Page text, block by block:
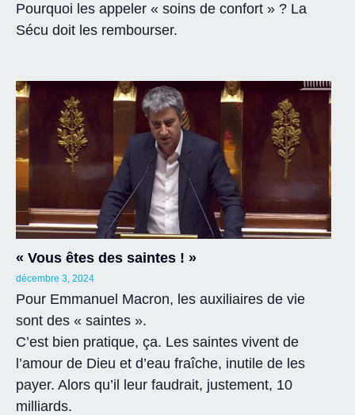
Pourquoi les appeler « soins de confort » ? La
Sécu doit les rembourser.
« Vous êtes des saintes ! »
décembre 3, 2024
Pour Emmanuel Macron, les auxiliaires de vie
sont des « saintes ».
C’est bien pratique, ça. Les saintes vivent de
l’amour de Dieu et d’eau fraîche, inutile de les
payer. Alors qu’il leur faudrait, justement, 10
milliards.